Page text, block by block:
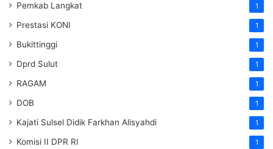
Pemkab Langkat 1
Prestasi KONI 1
Bukittinggi 1
Dprd Sulut 1
RAGAM 1
DOB 1
Kajati Sulsel Didik Farkhan Alisyahdi 1
Komisi II DPR RI 1